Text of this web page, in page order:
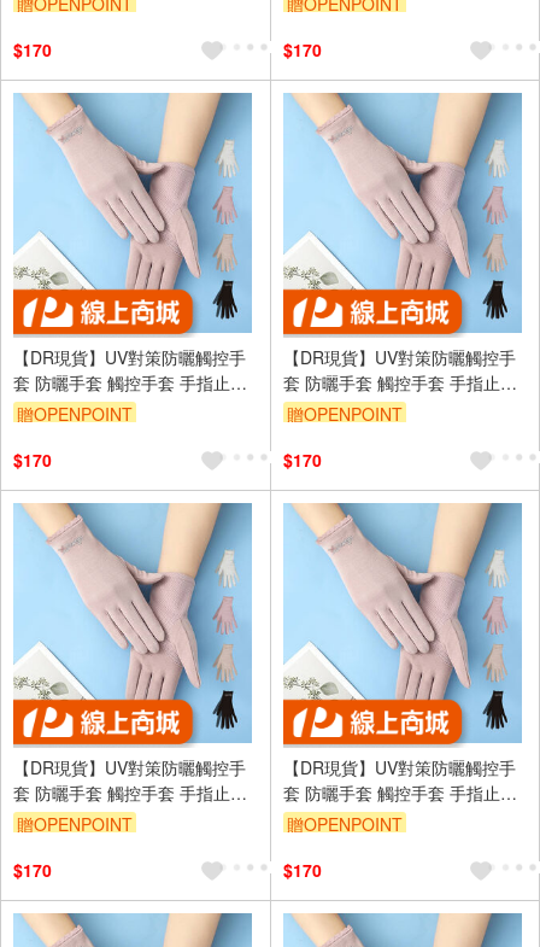
$170 $170
【DR現貨】UV對策防曬觸控手
套 防曬手套 觸控手套 手指止滑
DR6983-88 四季可戴
贈OPENPOINT
$170
【DR現貨】UV對策防曬觸控手
套 防曬手套 觸控手套 手指止滑
DR6983-88 四季可戴
贈OPENPOINT
$170
【DR現貨】UV對策防曬觸控手
套 防曬手套 觸控手套 手指止滑
DR6983-88 四季可戴
贈OPENPOINT
$170
【DR現貨】UV對策防曬觸控手
套 防曬手套 觸控手套 手指止滑
DR6983-88 四季可戴
贈OPENPOINT
$170